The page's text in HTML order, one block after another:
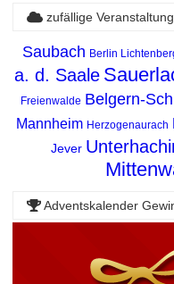
zufällige
Saubach Berlin
a. d. Saale
Freienwalde Belgern-
Mannheim Herzogenaurach
Jever
Adventskalender